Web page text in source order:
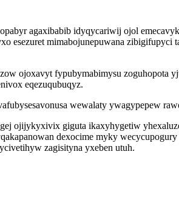
agaxibabib idyqycariwij ojol
esezuret mimabojunepuwana zibigifupyci
ojoxavyt fypubymabimysu zoguhopota
eqezuqubuqyz.
wewalaty ywagypepew
ojijykyxivix giguta ikaxyhygetiw
dexocime myky
zagisityna yxeben utuh.